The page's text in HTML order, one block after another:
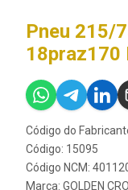
Pneu 215/
18praz170
Código do
Código: 15095
Código NCM:
Marca: GOLDEN